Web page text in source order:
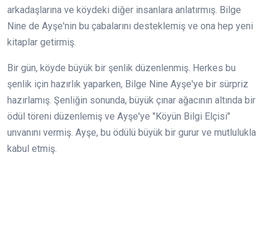
arkadaşlarına ve köydeki diğer insanlara anlatırmış. Bilge
Nine de Ayşe'nin bu çabalarını desteklemiş ve ona hep yeni
kitaplar getirmiş.
Bir gün, köyde büyük bir şenlik düzenlenmiş. Herkes bu
şenlik için hazırlık yaparken, Bilge Nine Ayşe'ye bir sürpriz
hazırlamış. Şenliğin sonunda, büyük çınar ağacının altında bir
ödül töreni düzenlemiş ve Ayşe'ye "Köyün Bilgi Elçisi"
unvanını vermiş. Ayşe, bu ödülü büyük bir gurur ve mutlulukla
kabul etmiş.